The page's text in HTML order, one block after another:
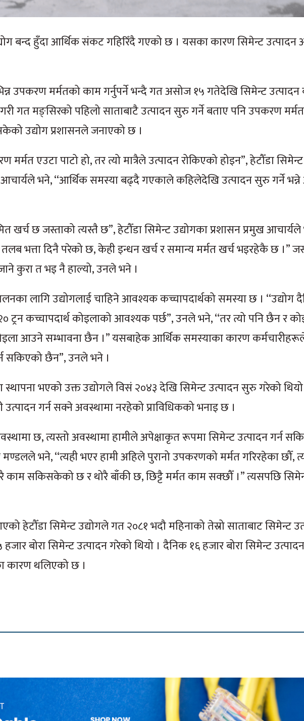
बन्द हुँदा आर्थिक संकट गहिरिँदै गएको छ । यसका कारण सिमेन्ट उत्पादन
उपकरण मर्मतको काम गर्नुपर्ने भन्दै गत असोज १५ गतेदेखि सिमेन्ट
गत मङ्सिरको पहिलो साताबाटै उत्पादन सुरु गर्ने बताए पनि उपकरण
उद्योग प्रशासनले जनाएको छ ।
एउटा पाटो हो, तर त्यो मात्रैले उत्पादन रोकिएको होइन”, हेटौँडा
आचार्यले भने, ‘‘आर्थिक समस्या बढ्दै गएकाले कहिलेदेखि उत्पादन सुरु गर्ने
खर्च छ जस्ताको त्यस्तै छ”, हेटौँडा सिमेन्ट उद्योगका प्रशासन प्रमुख आचार्यले
तलब भत्ता दिनै परेको छ, केही इन्धन खर्च र समान्य मर्मत खर्च भइरहेकै छ ।”
कुरा त भइ नै हाल्यो, उनले भने ।
लागि उद्योगलाई चाहिने आवश्यक कच्चापदार्थको समस्या छ । ‘‘उद्योग
कच्चापदार्थ कोइलाको आवश्यक पर्छ”, उनले भने, ‘‘तर त्यो पनि छैन र
आउने सम्भावना छैन ।” यसबाहेक आर्थिक समस्याका कारण
सकिएको छैन”, उनले भने ।
स्थापना भएको उक्त उद्योगले विसं २०४३ देखि सिमेन्ट उत्पादन सुरु गरेको
गर्न सक्ने अवस्थामा नरहेको प्राविधिकको भनाइ छ ।
छ, त्यस्तो अवस्थामा हामीले अपेक्षाकृत रूपमा सिमेन्ट उत्पादन गर्न
मण्डलले भने, ‘‘त्यही भएर हामी अहिले पुरानो उपकरणको मर्मत गरिरहेका छौँ,
सकिसकेको छ र थोरै बाँकी छ, छिट्टै मर्मत काम सक्छौँ ।” त्यसपछि
हेटौँडा सिमेन्ट उद्योगले गत २०८१ भदौ महिनाको तेस्रो साताबाट सिमेन्ट
बोरा सिमेन्ट उत्पादन गरेको थियो । दैनिक १६ हजार बोरा सिमेन्ट
कारण थलिएको छ ।